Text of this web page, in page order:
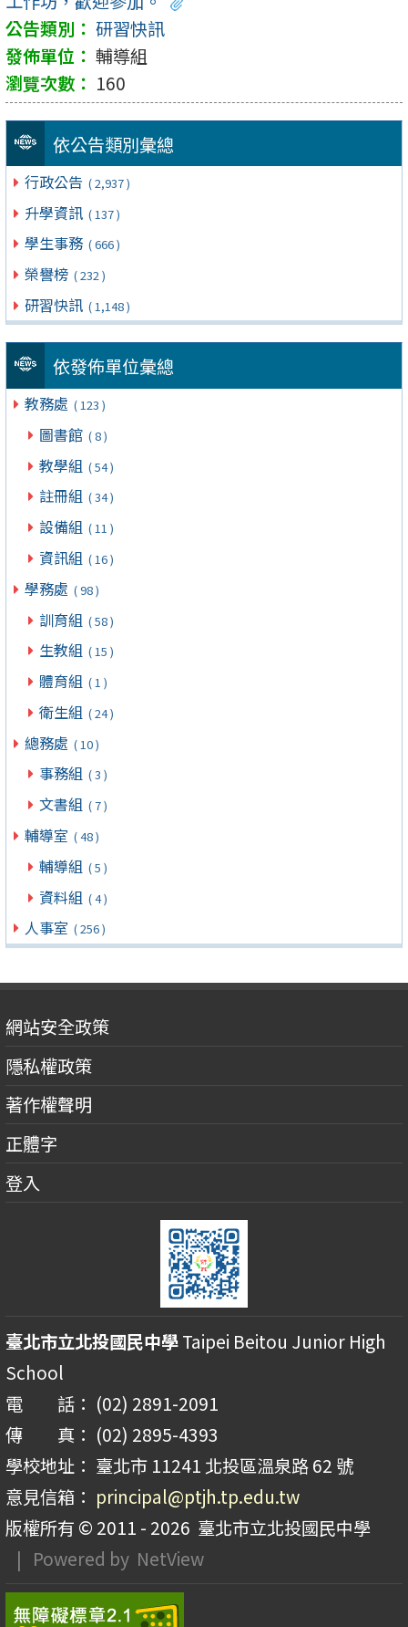
依公告類別彙總
行政公告 ( 2,937 )
升學資訊 ( 137 )
學生事務 ( 666 )
榮譽榜 ( 232 )
研習快訊 ( 1,148 )
依發佈單位彙總
教務處 ( 123 )
圖書館 ( 8 )
教學組 ( 54 )
註冊組 ( 34 )
設備組 ( 11 )
資訊組 ( 16 )
學務處 ( 98 )
訓育組 ( 58 )
生教組 ( 15 )
體育組 ( 1 )
衛生組 ( 24 )
總務處 ( 10 )
事務組 ( 3 )
文書組 ( 7 )
輔導室 ( 48 )
輔導組 ( 5 )
資料組 ( 4 )
人事室 ( 256 )
研習快訊
輔導組
160
網站安全政策
隱私權政策
著作權聲明
正體字
登入
臺北市立北投國民中學Taipei Beitou Junior High
School
電 話： (02) 2891-2091
傳 真： (02) 2895-4393
學校地址： 臺北市 11241 北投區溫泉路 62 號
意見信箱： principal@ptjh.tp.edu.tw
版權所有 © 2011 - 2026 臺北市立北投國民中學
| Powered by NetView